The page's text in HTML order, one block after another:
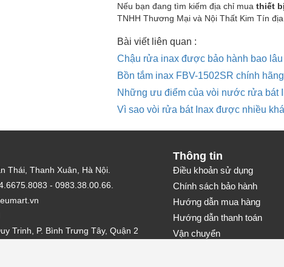
Nếu bạn đang tìm kiếm địa chỉ mua thiết
TNHH Thương Mại và Nội Thất Kim Tín
Bài viết liên quan :
Chậu rửa inax được bảo hành bao lâu
Bồn tắm inax FBV-1502SR chính
Những ưu điểm của vòi nước rửa bát
Vì sao vòi rửa bát Inax được nhiều
Thái, Thanh Xuân, Hà Nội.
- 0983.38.00.66.
Trinh, P. Bình Trưng Tây, Quận 2
Thông tin
Điều khoản sử dụng
Chính sách bảo hành
Hướng dẫn mua hàng
Hướng dẫn thanh toán
Vận chuyển